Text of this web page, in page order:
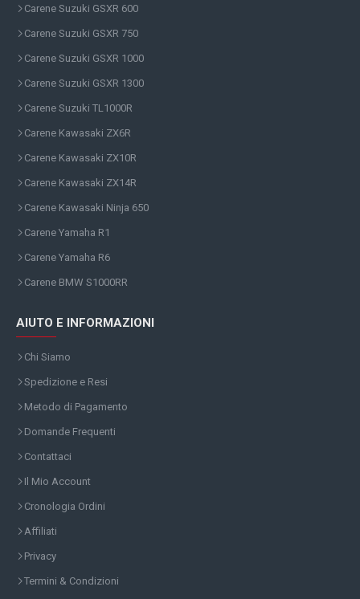
Carene Suzuki GSXR 600
Carene Suzuki GSXR 750
Carene Suzuki GSXR 1000
Carene Suzuki GSXR 1300
Carene Suzuki TL1000R
Carene Kawasaki ZX6R
Carene Kawasaki ZX10R
Carene Kawasaki ZX14R
Carene Kawasaki Ninja 650
Carene Yamaha R1
Carene Yamaha R6
Carene BMW S1000RR
AIUTO E INFORMAZIONI
Chi Siamo
Spedizione e Resi
Metodo di Pagamento
Domande Frequenti
Contattaci
Il Mio Account
Cronologia Ordini
Affiliati
Privacy
Termini & Condizioni